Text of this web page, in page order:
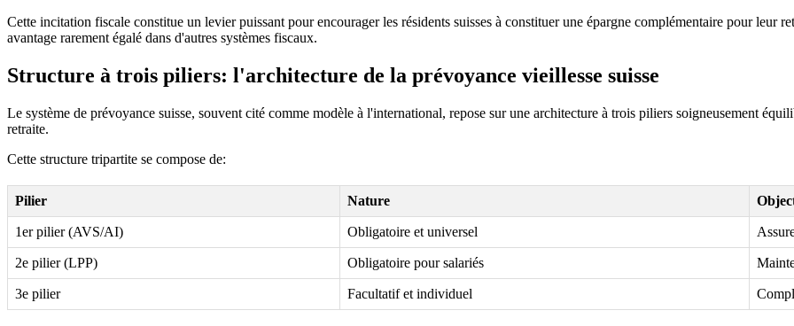
Cette incitation fiscale constitue un levier puissant pour encourager les résidents suisses à constituer une épargne complémentaire pour leur
avantage rarement égalé dans d'autres systèmes fiscaux.
Structure à trois piliers: l'architecture de la prévoyance vieillesse suisse
Le système de prévoyance suisse, souvent cité comme modèle à l'international, repose sur une architecture à trois piliers soigneusement
retraite.
Cette structure tripartite se compose de:
Pilier Nature
1er pilier (AVS/AI) Obligatoire et universel
2e pilier (LPP) Obligatoire pour salariés
3e pilier Facultatif et individuel